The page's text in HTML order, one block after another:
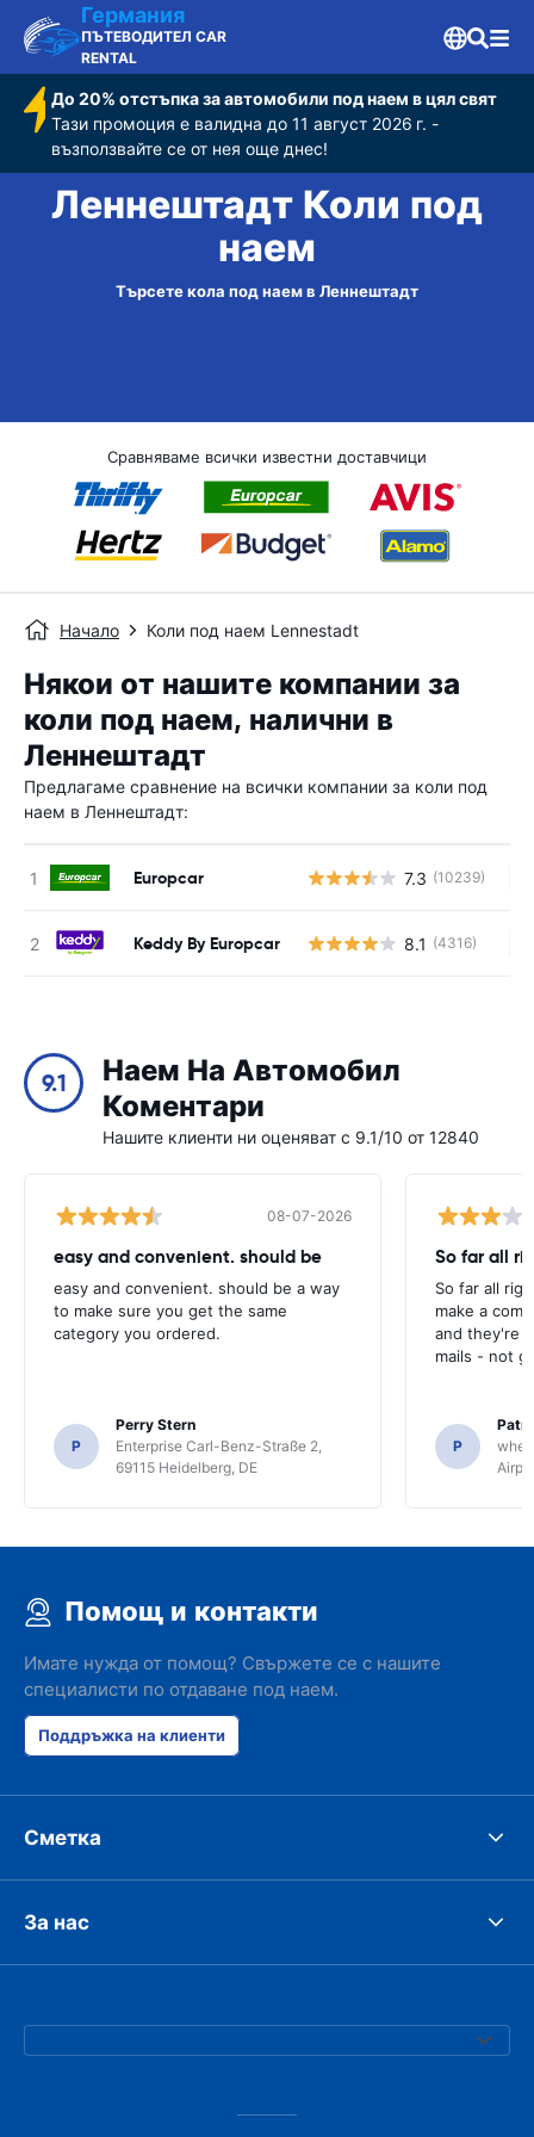
Германия
ПЪТЕВОДИТЕЛ CAR
RENTAL
До 20% отстъпка за автомобили под наем в цял свят
Тази промоция е валидна до 11 август 2026 г. -
възползвайте се от нея още днес!
Леннештадт Коли под
наем
Търсете кола под наем в Леннештадт
Сравняваме всички известни доставчици
Начало Коли под наем Lennestadt
Някои от нашите компании за
коли под наем, налични в
Леннештадт
Предлагаме сравнение на всички компании за коли под
наем в Леннештадт:
Europcar 7.3 (10239)
Keddy By Europcar 8.1 (4316)
9.1
Наем На Автомобил
Коментари
Нашите клиенти ни оценяват с 9.1/10 от 12840
08-07-2026
easy and convenient. should be
easy and convenient. should be a way
to make sure you get the same
category you ordered.
P
Perry Stern
Enterprise Carl-Benz-Straße 2,
69115 Heidelberg, DE
So far all
So far all
make a
and they're
mails - not
P
Помощ и контакти
Имате нужда от помощ? Свържете се с нашите
специалисти по отдаване под наем.
Поддръжка на клиенти
Сметка
За нас